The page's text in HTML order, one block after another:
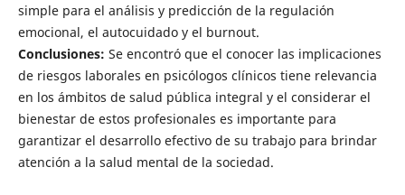
simple para el análisis y predicción de la regulación
emocional, el autocuidado y el burnout.
Conclusiones: Se encontró que el conocer las implicaciones
de riesgos laborales en psicólogos clínicos tiene relevancia
en los ámbitos de salud pública integral y el considerar el
bienestar de estos profesionales es importante para
garantizar el desarrollo efectivo de su trabajo para brindar
atención a la salud mental de la sociedad.